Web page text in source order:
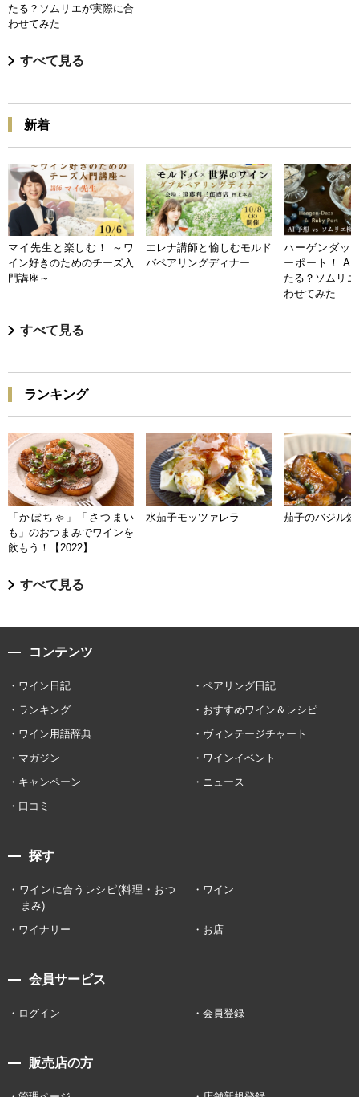
たる？ソムリエが実際に合
わせてみた
すべて見る
新着
マイ先生と楽しむ！ ～ワ
イン好きのためのチーズ入
門講座～
エレナ講師と愉しむモルド
バペアリングディナー
ハーゲンダッ
ーポート！ AI
たる？ソムリ
わせてみた
すべて見る
ランキング
「かぼちゃ」「さつまい
も」のおつまみでワインを
飲もう！【2022】
水茄子モッツァレラ 茄子のバジル炒
すべて見る
コンテンツ
ワイン日記
ペアリング日記
ランキング
おすすめワイン＆レシピ
ワイン用語辞典
ヴィンテージチャート
マガジン
ワインイベント
キャンペーン
ニュース
口コミ
探す
ワインに合うレシピ(料理・おつ
まみ)
ワイン
ワイナリー お店
会員サービス
ログイン 会員登録
販売店の方